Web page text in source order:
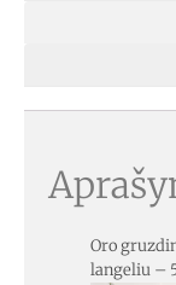
Oro
langeliu –